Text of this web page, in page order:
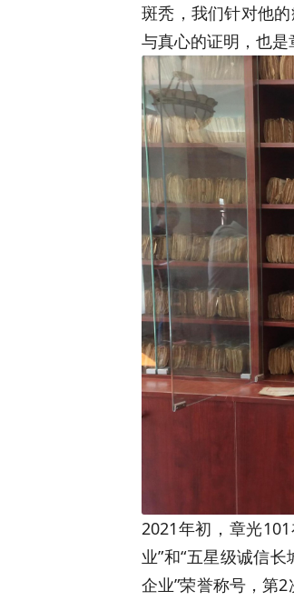
斑秃，我们针对他
与真心的证明，也是
2021年初，章光
业”和“五星级诚信
企业”荣誉称号，第